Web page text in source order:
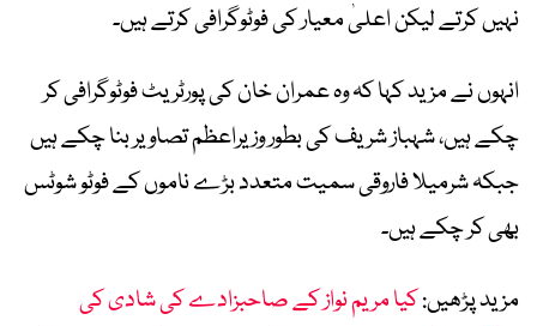
نہیں کرتے لیکن اعلیٰ معیار کی فوٹوگرافی کرتے ہیں۔
انہوں نے مزید کہا کہ وہ عمران خان کی پورٹریٹ فوٹوگرافی کر
چکے ہیں، شہباز شریف کی بطور وزیراعظم تصاویر بنا چکے ہیں
جبکہ شرمیلا فاروقی سمیت متعدد بڑے ناموں کے فوٹو شوٹس
بھی کر چکے ہیں۔
مزید پڑھیں:کیا مریم نواز کے صاحبزادے کی شادی کی